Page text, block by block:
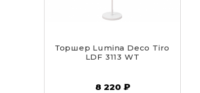
Торшер Lumina Deco Tiro
LDF 3113 WT
8 220 ₽